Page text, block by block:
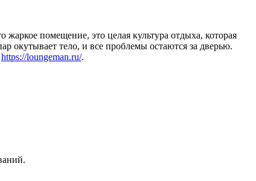
помещение, это целая культура отдыха, которая
окутывает тело, и все проблемы остаются за дверью.
https://loungeman.ru/.